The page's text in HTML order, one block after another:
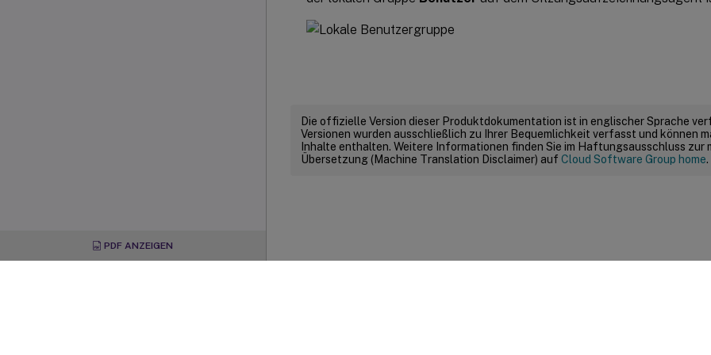
PDF ANZEIGEN
Die offizielle Version dieser Produktdokumentation ist in englischer Sprache
Versionen wurden ausschließlich zu Ihrer Bequemlichkeit verfasst und können
Inhalte enthalten. Weitere Informationen finden Sie im Haftungsausschluss zur
Übersetzung (Machine Translation Disclaimer) auf Cloud Software Group home.